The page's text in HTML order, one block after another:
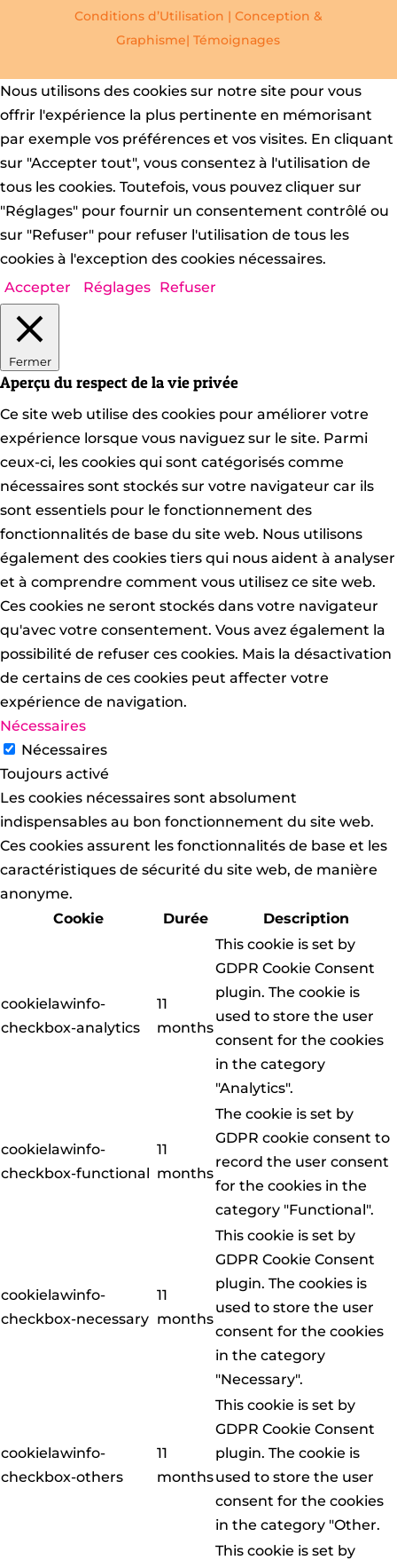
Conditions d’Utilisation | Conception &
Graphisme|Témoignages
Nous utilisons des cookies sur notre site pour vous
offrir l'expérience la plus pertinente en mémorisant
par exemple vos préférences et vos visites. En cliquant
sur "Accepter tout", vous consentez à l'utilisation de
tous les cookies. Toutefois, vous pouvez cliquer sur
"Réglages" pour fournir un consentement contrôlé ou
sur "Refuser" pour refuser l'utilisation de tous les
cookies à l'exception des cookies nécessaires.
Accepter
Réglages Refuser
Fermer
Aperçu du respect de la vie privée
Ce site web utilise des cookies pour améliorer votre
expérience lorsque vous naviguez sur le site. Parmi
ceux-ci, les cookies qui sont catégorisés comme
nécessaires sont stockés sur votre navigateur car ils
sont essentiels pour le fonctionnement des
fonctionnalités de base du site web. Nous utilisons
également des cookies tiers qui nous aident à analyser
et à comprendre comment vous utilisez ce site web.
Ces cookies ne seront stockés dans votre navigateur
qu'avec votre consentement. Vous avez également la
possibilité de refuser ces cookies. Mais la désactivation
de certains de ces cookies peut affecter votre
expérience de navigation.
Nécessaires
Nécessaires
Toujours activé
Les cookies nécessaires sont absolument
indispensables au bon fonctionnement du site web.
Ces cookies assurent les fonctionnalités de base et les
caractéristiques de sécurité du site web, de manière
anonyme.
Cookie
Durée Description
cookielawinfo-
checkbox-analytics
11
months
This cookie is set by
GDPR Cookie Consent
plugin. The cookie is
used to store the user
consent for the cookies
in the category
"Analytics".
cookielawinfo-
checkbox-functional
11
months
The cookie is set by
GDPR cookie consent to
record the user consent
for the cookies in the
category "Functional".
cookielawinfo-
checkbox-necessary
11
months
This cookie is set by
GDPR Cookie Consent
plugin. The cookies is
used to store the user
consent for the cookies
in the category
"Necessary".
cookielawinfo-
checkbox-others
11
months
This cookie is set by
GDPR Cookie Consent
plugin. The cookie is
used to store the user
consent for the cookies
in the category "Other.
This cookie is set by